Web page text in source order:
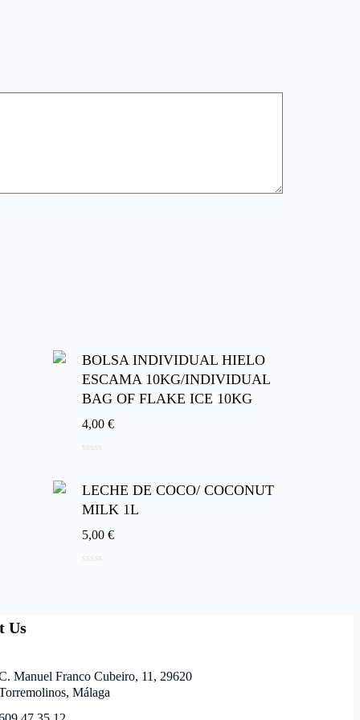
BOLSA INDIVIDUAL HIELO
ESCAMA 10KG/INDIVIDUAL
BAG OF FLAKE ICE 10KG
4,00 €
5
LECHE DE COCO/ COCONUT
MILK 1L
5,00 €
Us
Manuel Franco Cubeiro, 11, 29620
Málaga